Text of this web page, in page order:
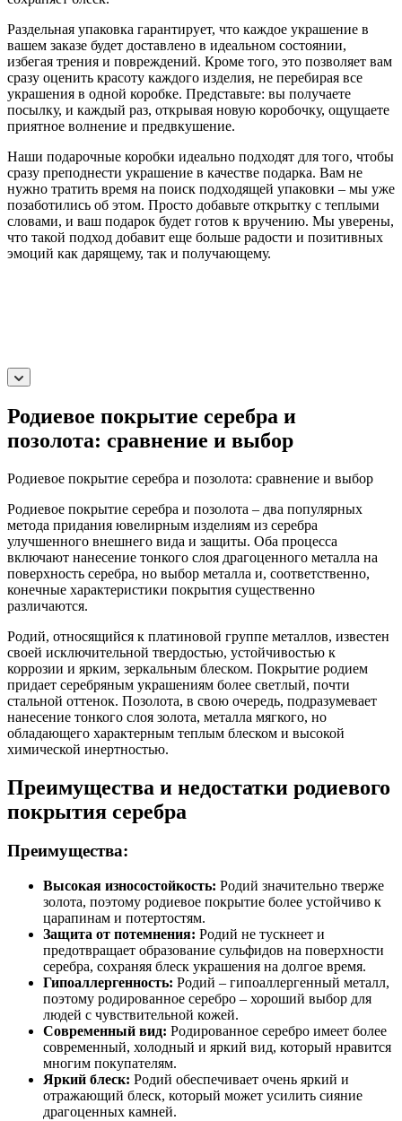
Раздельная упаковка гарантирует, что каждое украшение в
вашем заказе будет доставлено в идеальном состоянии,
избегая трения и повреждений. Кроме того, это позволяет вам
сразу оценить красоту каждого изделия, не перебирая все
украшения в одной коробке. Представьте: вы получаете
посылку, и каждый раз, открывая новую коробочку, ощущаете
приятное волнение и предвкушение.
Наши подарочные коробки идеально подходят для того, чтобы
сразу преподнести украшение в качестве подарка. Вам не
нужно тратить время на поиск подходящей упаковки – мы уже
позаботились об этом. Просто добавьте открытку с теплыми
словами, и ваш подарок будет готов к вручению. Мы уверены,
что такой подход добавит еще больше радости и позитивных
эмоций как дарящему, так и получающему.
Родиевое покрытие серебра и
позолота: сравнение и выбор
Родиевое покрытие серебра и позолота: сравнение и выбор
Родиевое покрытие серебра и позолота – два популярных
метода придания ювелирным изделиям из серебра
улучшенного внешнего вида и защиты. Оба процесса
включают нанесение тонкого слоя драгоценного металла на
поверхность серебра, но выбор металла и, соответственно,
конечные характеристики покрытия существенно
различаются.
Родий, относящийся к платиновой группе металлов, известен
своей исключительной твердостью, устойчивостью к
коррозии и ярким, зеркальным блеском. Покрытие родием
придает серебряным украшениям более светлый, почти
стальной оттенок. Позолота, в свою очередь, подразумевает
нанесение тонкого слоя золота, металла мягкого, но
обладающего характерным теплым блеском и высокой
химической инертностью.
Преимущества и недостатки родиевого
покрытия серебра
Преимущества:
Высокая износостойкость: Родий значительно тверже
золота, поэтому родиевое покрытие более устойчиво к
царапинам и потертостям.
Защита от потемнения: Родий не тускнеет и
предотвращает образование сульфидов на поверхности
серебра, сохраняя блеск украшения на долгое время.
Гипоаллергенность: Родий – гипоаллергенный металл,
поэтому родированное серебро – хороший выбор для
людей с чувствительной кожей.
Современный вид: Родированное серебро имеет более
современный, холодный и яркий вид, который нравится
многим покупателям.
Яркий блеск: Родий обеспечивает очень яркий и
отражающий блеск, который может усилить сияние
драгоценных камней.